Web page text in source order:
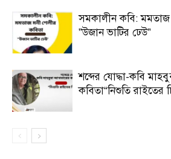
সমকালীন কবি: মমতাজ
”উজান ভাটির ঢেউ”
শব্দের যোদ্ধা-কবি
কবিতা“নিশুতি রাইতের